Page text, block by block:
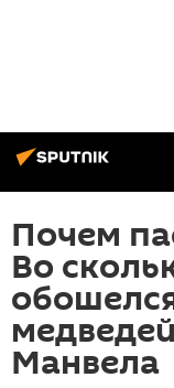
Почем
Во
Манвела